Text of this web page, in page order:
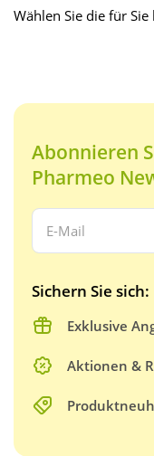
Wählen Sie die für
Abonnieren
Pharmeo
Ihre E-Mail Adresse:
Sichern Sie sich:
Exklusive
Aktionen &